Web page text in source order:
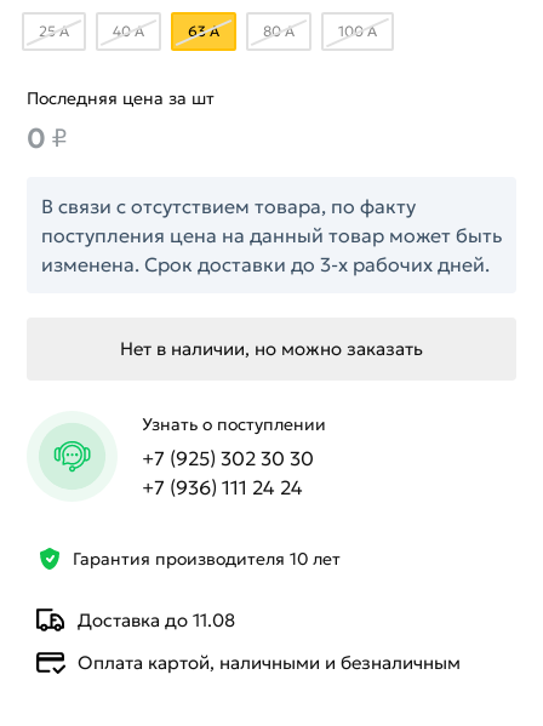
25 А 40 А 63 А 80 А 100 А
Гарантия производителя 10 лет
Доставка до 11.08
Оплата картой, наличными и безналичным
Последняя цена за шт
0 ₽
В связи с отсутствием товара, по факту
поступления цена на данный товар может быть
изменена. Срок доставки до 3-х рабочих дней.
Нет в наличии, но можно заказать
Узнать о поступлении
+7 (925) 302 30 30
+7 (936) 111 24 24